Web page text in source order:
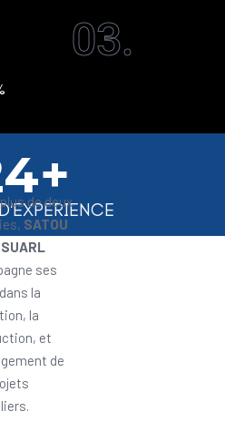
03.
de deux
SATOU
ses
la
la
et
de